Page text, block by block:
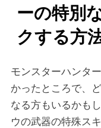
ーの特別
クする方
モンスターハンタ
かったところで、
なる方もいるかも
ウの武器の特殊ス